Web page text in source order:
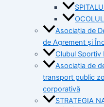
Asociația de
de Agrement și
Clubul Sportiv
Asociația de
transport public
corporativă
STRATEGIA